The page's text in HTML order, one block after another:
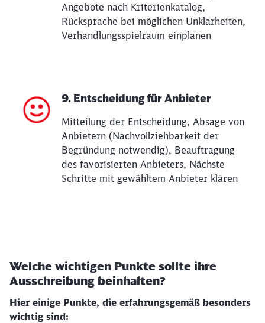
Angebote nach Kriterienkatalog,
Rücksprache bei möglichen Unklarheiten,
Verhandlungsspielraum einplanen
9. Entscheidung für Anbieter
Mitteilung der Entscheidung, Absage von
Anbietern (Nachvollziehbarkeit der
Begründung notwendig), Beauftragung
des favorisierten Anbieters, Nächste
Schritte mit gewähltem Anbieter klären
Welche wichtigen Punkte sollte ihre
Ausschreibung beinhalten?
Hier einige Punkte, die erfahrungsgemäß besonders
wichtig sind: